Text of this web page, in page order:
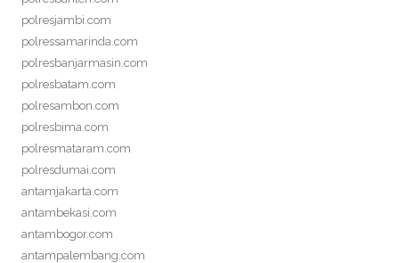
polresjambi.com
polressamarinda.com
polresbanjarmasin.com
polresbatam.com
polresambon.com
polresbima.com
polresmataram.com
polresdumai.com
antamjakarta.com
antambekasi.com
antambogor.com
antampalembang.com